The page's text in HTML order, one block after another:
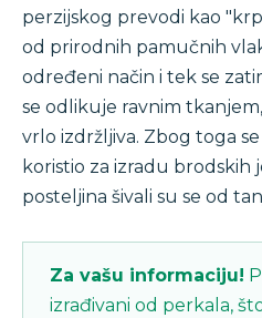
perzijskog prevodi kao
od prirodnih pamučnih
određeni način i tek se
se odlikuje ravnim
vrlo izdržljiva. Zbog toga
koristio za izradu brodskih
posteljina šivali su se od
Za vašu informaciju!
izrađivani od perkala,